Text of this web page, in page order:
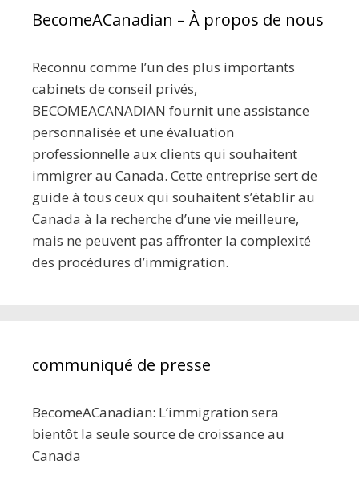
BecomeACanadian – À propos de nous
Reconnu comme l’un des plus importants
cabinets de conseil privés,
BECOMEACANADIAN fournit une assistance
personnalisée et une évaluation
professionnelle aux clients qui souhaitent
immigrer au Canada. Cette entreprise sert de
guide à tous ceux qui souhaitent s’établir au
Canada à la recherche d’une vie meilleure,
mais ne peuvent pas affronter la complexité
des procédures d’immigration.
communiqué de presse
BecomeACanadian: L’immigration sera
bientôt la seule source de croissance au
Canada